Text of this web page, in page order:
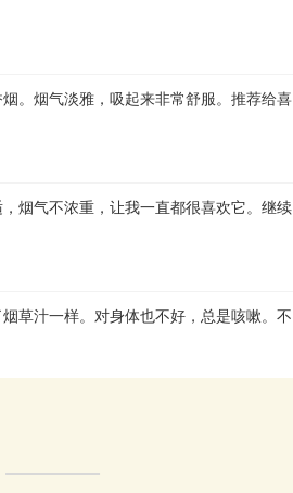
。烟气淡雅，吸起来非常舒服。推荐给喜
烟气不浓重，让我一直都很喜欢它。继续
草汁一样。对身体也不好，总是咳嗽。不